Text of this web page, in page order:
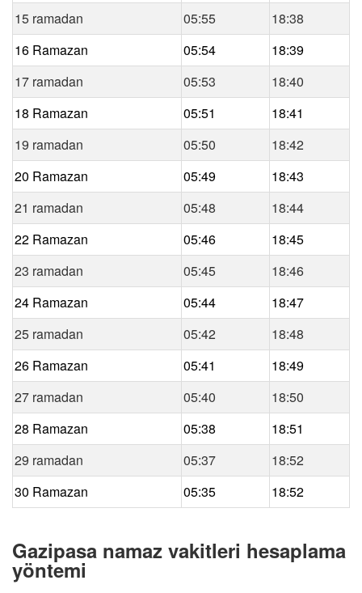
15 ramadan
05:55
18:38
16 Ramazan
05:54
18:39
17 ramadan
05:53
18:40
18 Ramazan
05:51
18:41
19 ramadan
05:50
18:42
20 Ramazan
05:49
18:43
21 ramadan
05:48
18:44
22 Ramazan
05:46
18:45
23 ramadan
05:45
18:46
24 Ramazan
05:44
18:47
25 ramadan
05:42
18:48
26 Ramazan
05:41
18:49
27 ramadan
05:40
18:50
28 Ramazan
05:38
18:51
29 ramadan
05:37
18:52
30 Ramazan
05:35 18:52
Gazipasa namaz vakitleri hesaplama
yöntemi